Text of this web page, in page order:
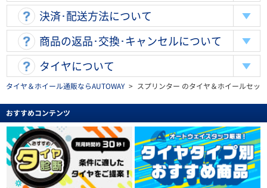
決済･配送方法について
商品の返品･交換･キャンセルについて
タイヤについて
タイヤ＆ホイール通販ならAUTOWAY > スプリンター のタイヤ＆ホイールセッ
おすすめコンテンツ